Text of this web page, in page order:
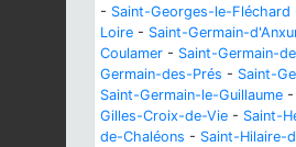
- Saint-Georges-le-Fléchard
Loire - Saint-Germain-
Coulamer - Saint-Germain-
Germain-des-Prés - Saint-
Saint-Germain-le-Guillaume -
Gilles-Croix-de-Vie - Saint-
de-Chaléons - Saint-Hilaire-